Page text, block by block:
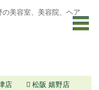
店 松阪 嬉野店